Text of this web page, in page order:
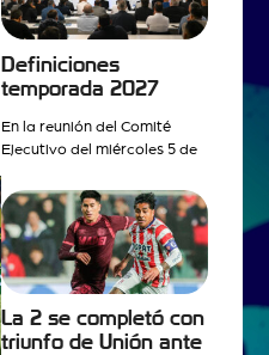
Definiciones
temporada 2027
En la reunión del Comité
Ejecutivo del miércoles 5 de
La 2 se completó con
triunfo de Unión ante